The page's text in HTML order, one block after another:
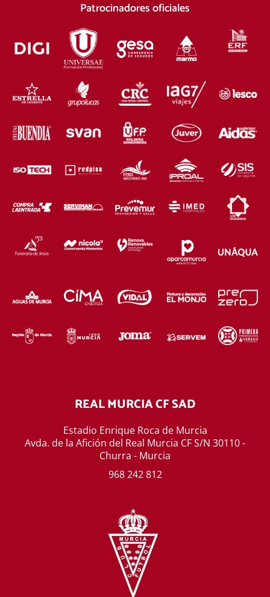
Patrocinadores oficiales
REAL MURCIA CF SAD
Estadio Enrique Roca de Murcia
Avda. de la Afición del Real Murcia CF S/N 30110 -
Churra - Murcia
968 242 812